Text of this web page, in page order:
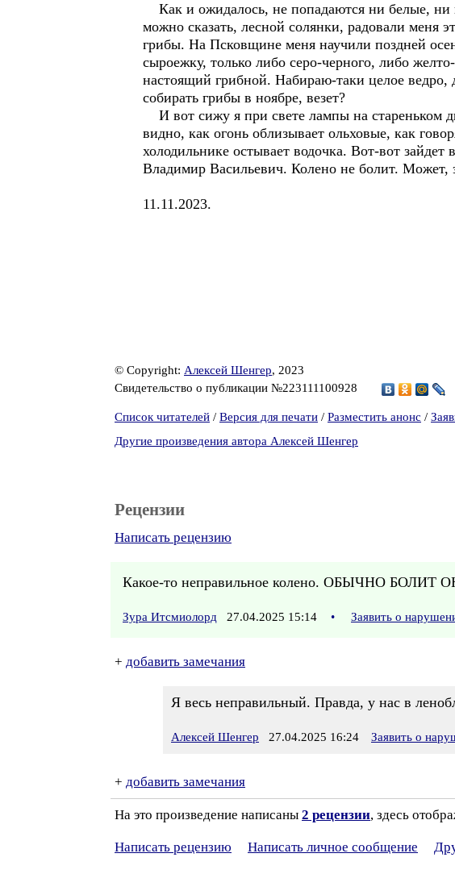
Как и ожидалось, не попадаются ни белые, ни
можно сказать, лесной солянки, радовали
грибы. На Псковщине меня научили поздней
сыроежку, только либо серо-черного, либо
настоящий грибной. Набираю-таки целое
собирать грибы в ноябре, везет?
И вот сижу я при свете лампы на стареньком
видно, как огонь облизывает ольховые, как
холодильнике остывает водочка. Вот-вот
Владимир Васильевич. Колено не болит. Может,
11.11.2023.
© Copyright: Алексей Шенгер, 2023
Свидетельство о публикации №223111100928
Список читателей / Версия для печати / Разместить анонс /
Другие произведения автора Алексей Шенгер
Рецензии
Написать рецензию
Какое-то неправильное колено. ОБЫЧНО
Зура Итсмиолорд 27.04.2025 15:14 • Заявить о
+ добавить замечания
Я весь неправильный. Правда, у нас в
Алексей Шенгер 27.04.2025 16:24 Заявить о
+ добавить замечания
На это произведение написаны 2 рецензии, здесь
Написать рецензию Написать личное сообщение